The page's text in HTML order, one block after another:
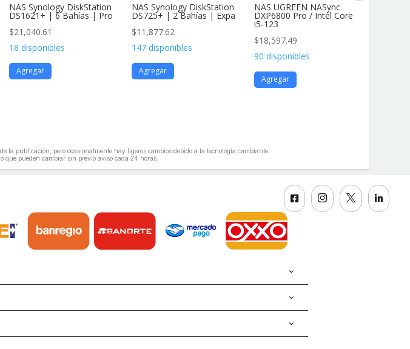
NAS Synology DiskStation
DS1621+ | 6 Bahías | Pro
$21,040.61
18 disponibles
Agregar
NAS Synology DiskStation
DS725+ | 2 Bahías | Expa
$11,877.62
147 disponibles
Agregar
NAS UGREEN NASync
DXP6800 Pro / Intel Core
i5-123
$18,597.49
90 disponibles
Agregar
la publicación, pero ocasionalmente hay ligeros cambios debido a la tecnología cambiante.
que pueden cambiar sin previo aviso cada 24 horas.
   